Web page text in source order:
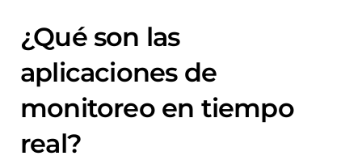
¿Qué son las
aplicaciones de
monitoreo en tiempo
real?